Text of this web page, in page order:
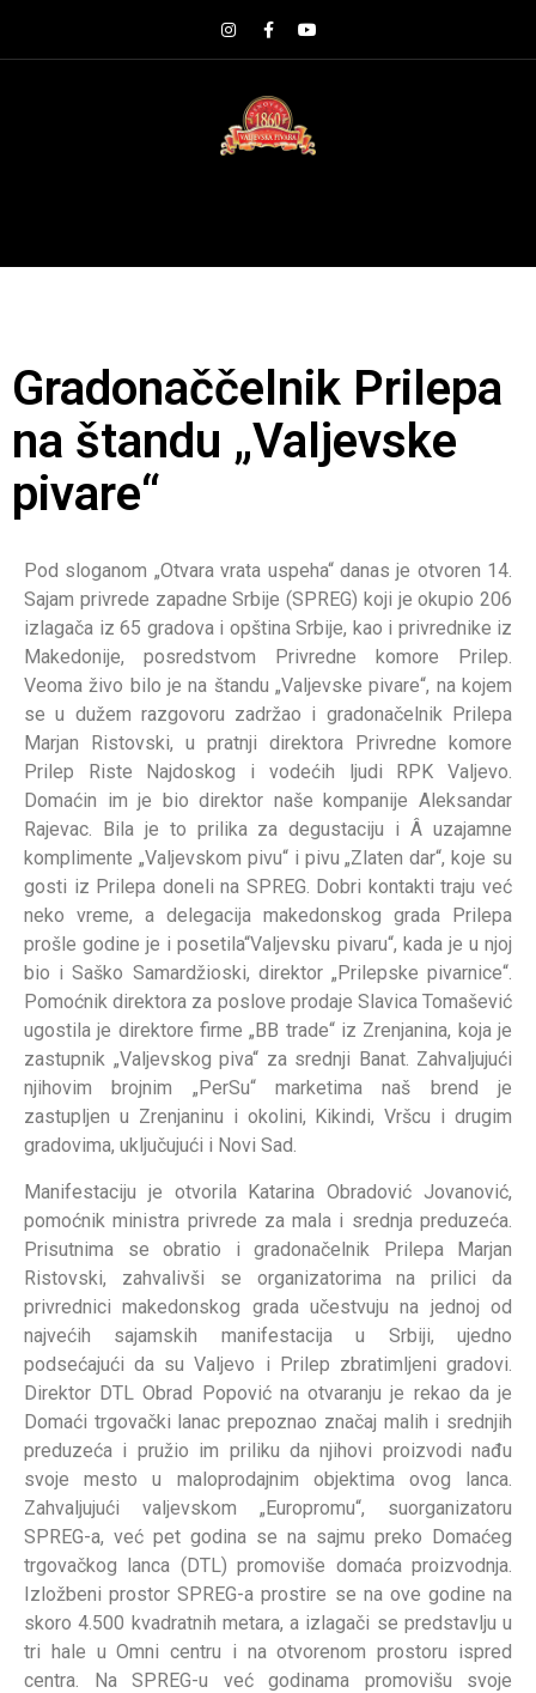
Gradonaččelnik Prilepa
na štandu „Valjevske
pivare“
Pod sloganom „Otvara vrata uspeha“ danas je otvoren 14.
Sajam privrede zapadne Srbije (SPREG) koji je okupio 206
izlagača iz 65 gradova i opština Srbije, kao i privrednike iz
Makedonije, posredstvom Privredne komore Prilep.
Veoma živo bilo je na štandu „Valjevske pivare“, na kojem
se u dužem razgovoru zadržao i gradonačelnik Prilepa
Marjan Ristovski, u pratnji direktora Privredne komore
Prilep Riste Najdoskog i vodećih ljudi RPK Valjevo.
Domaćin im je bio direktor naše kompanije Aleksandar
Rajevac. Bila je to prilika za degustaciju i Â uzajamne
komplimente „Valjevskom pivu“ i pivu „Zlaten dar“, koje su
gosti iz Prilepa doneli na SPREG. Dobri kontakti traju već
neko vreme, a delegacija makedonskog grada Prilepa
prošle godine je i posetila“Valjevsku pivaru“, kada je u njoj
bio i Saško Samardžioski, direktor „Prilepske pivarnice“.
Pomoćnik direktora za poslove prodaje Slavica Tomašević
ugostila je direktore firme „BB trade“ iz Zrenjanina, koja je
zastupnik „Valjevskog piva“ za srednji Banat. Zahvaljujući
njihovim brojnim „PerSu“ marketima naš brend je
zastupljen u Zrenjaninu i okolini, Kikindi, Vršcu i drugim
gradovima, uključujući i Novi Sad.
Manifestaciju je otvorila Katarina Obradović Jovanović,
pomoćnik ministra privrede za mala i srednja preduzeća.
Prisutnima se obratio i gradonačelnik Prilepa Marjan
Ristovski, zahvalivši se organizatorima na prilici da
privrednici makedonskog grada učestvuju na jednoj od
najvećih sajamskih manifestacija u Srbiji, ujedno
podsećajući da su Valjevo i Prilep zbratimljeni gradovi.
Direktor DTL Obrad Popović na otvaranju je rekao da je
Domaći trgovački lanac prepoznao značaj malih i srednjih
preduzeća i pružio im priliku da njihovi proizvodi nađu
svoje mesto u maloprodajnim objektima ovog lanca.
Zahvaljujući valjevskom „Europromu“, suorganizatoru
SPREG-a, već pet godina se na sajmu preko Domaćeg
trgovačkog lanca (DTL) promoviše domaća proizvodnja.
Izložbeni prostor SPREG-a prostire se na ove godine na
skoro 4.500 kvadratnih metara, a izlagači se predstavlju u
tri hale u Omni centru i na otvorenom prostoru ispred
centra. Na SPREG-u već godinama promovišu svoje